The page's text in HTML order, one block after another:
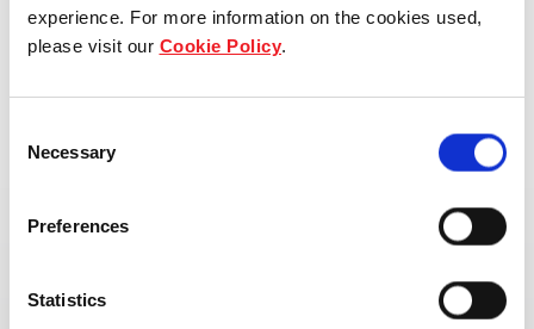
experience. For more information on the cookies used,
please visit our Cookie Policy.
Selection
Necessary
Preferences
Statistics
属配套服务，精准满足客户多元化及个性化的运营需求。